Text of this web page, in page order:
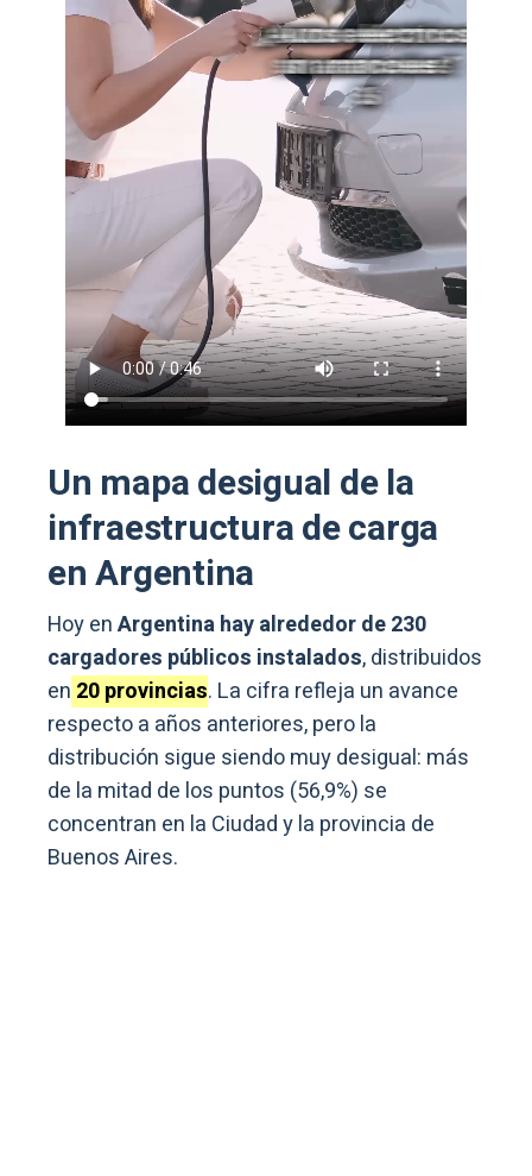
Un mapa desigual de la
infraestructura de carga
en Argentina
Hoy enArgentina hay alrededor de 230
cargadores públicos instalados, distribuidos
en 20provincias. La cifra refleja un avance
respecto a años anteriores, pero la
distribución sigue siendo muy desigual: más
de la mitad de los puntos (56,9%) se
concentran en la Ciudad y la provincia de
Buenos Aires.